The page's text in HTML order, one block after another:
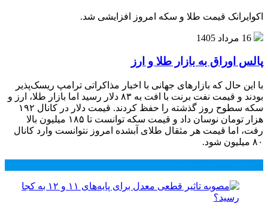
اکوایرانک قیمت طلا و سکه امروز افزایشی شد.
16 مرداد 1405
پالس اوراق به بازار طلا و ارز
با این حال که بازارهای جهانی با اخبار مذاکراتی ترامپ ریسک‌پذیر
بودند و قیمت نفت برنت با افت به ۸۳ دلار رسید اما بازار طلا، ارز و
سکه سطوح روز گذشته را حفظ کردند. قیمت دلار در کانال ۱۹۲
هزار تومان نوسان داد و قیمت سکه توانست تا ۱۸۵ میلیون بالا
رفت، اما قیمت هر مثقال طلای آبشده امروز نتوانست وارد کانال
۸۰ میلیون شود.